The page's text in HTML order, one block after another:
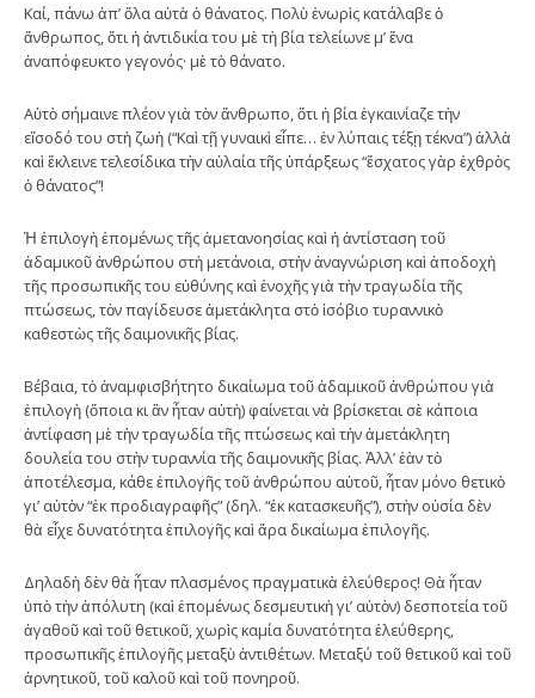
Καί, πάνω ἀπ’ ὅλα αὐτὰ ὁ θάνατος. Πολὺ ἐνωρὶς κατάλαβε ὁ
ἄνθρωπος, ὅτι ἡ ἀντιδικία του μὲ τὴ βία τελείωνε μ’ ἕνα
ἀναπόφευκτο γεγονός· μὲ τὸ θάνατο.
Αὐτὸ σήμαινε πλέον γιὰ τὸν ἄνθρωπο, ὅτι ἡ βία ἐγκαινίαζε τὴν
εἴσοδό του στὴ ζωὴ (“Καὶ τῇ γυναικὶ εἶπε… ἐν λύπαις τέξῃ τέκνα”) ἀλλὰ
καὶ ἔκλεινε τελεσίδικα τὴν αὐλαία τῆς ὑπάρξεως “ἔσχατος γὰρ ἐχθρὸς
ὁ θάνατος”!
Ἡ ἐπιλογὴ ἑπομένως τῆς ἀμετανοησίας καὶ ἡ ἀντίσταση τοῦ
ἀδαμικοῦ ἀνθρώπου στὴ μετάνοια, στὴν ἀναγνώριση καὶ ἀποδοχὴ
τῆς προσωπικῆς του εὐθύνης καὶ ἐνοχῆς γιὰ τὴν τραγωδία τῆς
πτώσεως, τὸν παγίδευσε ἀμετάκλητα στὸ ἰσόβιο τυραννικὸ
καθεστὼς τῆς δαιμονικῆς βίας.
Βέβαια, τὸ ἀναμφισβήτητο δικαίωμα τοῦ ἀδαμικοῦ ἀνθρώπου γιὰ
ἐπιλογὴ (ὅποια κι ἂν ἦταν αὐτὴ) φαίνεται νὰ βρίσκεται σὲ κάποια
ἀντίφαση μὲ τὴν τραγωδία τῆς πτώσεως καὶ τὴν ἀμετάκλητη
δουλεία του στὴν τυραννία τῆς δαιμονικῆς βίας. Ἀλλ’ ἐὰν τὸ
ἀποτέλεσμα, κάθε ἐπιλογῆς τοῦ ἀνθρώπου αὐτοῦ, ἦταν μόνο θετικὸ
γι’ αὐτὸν “ἐκ προδιαγραφῆς” (δηλ. “ἐκ κατασκευῆς”), στὴν οὐσία δὲν
θὰ εἶχε δυνατότητα ἐπιλογῆς καὶ ἄρα δικαίωμα ἐπιλογῆς.
Δηλαδὴ δὲν θὰ ἦταν πλασμένος πραγματικὰ ἐλεύθερος! Θὰ ἦταν
ὑπὸ τὴν ἀπόλυτη (καὶ ἑπομένως δεσμευτικὴ γι’ αὐτὸν) δεσποτεία τοῦ
ἀγαθοῦ καὶ τοῦ θετικοῦ, χωρὶς καμία δυνατότητα ἐλεύθερης,
προσωπικῆς ἐπιλογῆς μεταξὺ ἀντιθέτων. Μεταξύ τοῦ θετικοῦ καὶ τοῦ
ἀρνητικοῦ, τοῦ καλοῦ καὶ τοῦ πονηροῦ.